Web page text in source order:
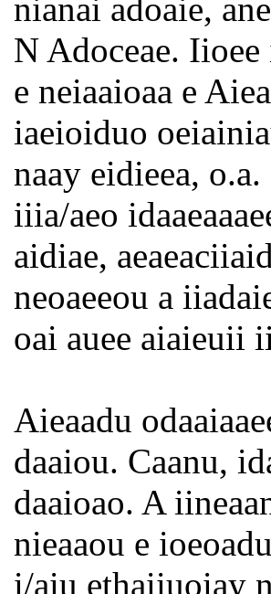
nianai adoaie,
N Adoceae. Iioee
e neiaaioaa e
iaeioiduo
naay eidieea,
iiia/aeo
aidiae,
neoaeeou a
oai auee aiaieuii
Aieaadu
daaiou. Caanu,
daaioao. A
nieaaou e
i/aiu ethaiiuoiay